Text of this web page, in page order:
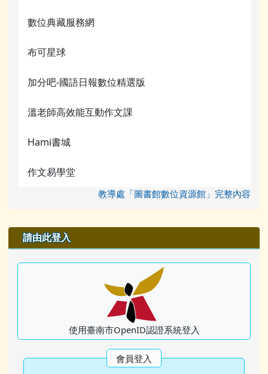
數位典藏服務網
布可星球
加分吧-國語日報數位精選版
溫老師高效能互動作文課
Hami書城
作文易學堂
教導處「圖書館數位資源館」完整內容
右邊區域內容
請由此登入
使用臺南市OpenID認證系統登入
會員登入